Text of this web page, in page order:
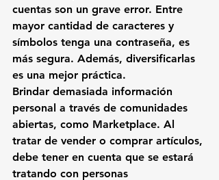
cuentas son un grave error. Entre
mayor cantidad de caracteres y
símbolos tenga una contraseña, es
más segura. Además, diversificarlas
es una mejor práctica.
Brindar demasiada información
personal a través de comunidades
abiertas, como Marketplace. Al
tratar de vender o comprar artículos,
debe tener en cuenta que se estará
tratando con personas